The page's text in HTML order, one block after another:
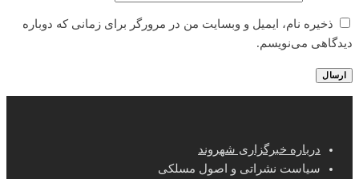
ذخیره نام، ایمیل و وبسایت من در مرورگر برای زمانی که دوباره
دیدگاهی می‌نویسم.
درباره خبرگزاری شهروند
سیاست نشراتی و اصول مسلکی